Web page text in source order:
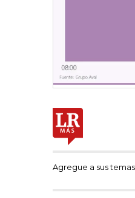
Agregue a sus